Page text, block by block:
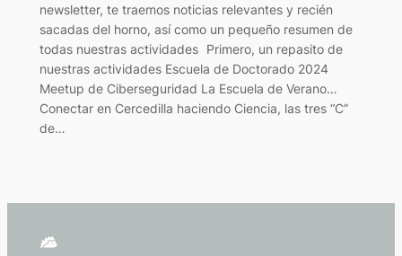
newsletter, te traemos noticias relevantes y recién
sacadas del horno, así como un pequeño resumen de
todas nuestras actividades Primero, un repasito de
nuestras actividades Escuela de Doctorado 2024
Meetup de Ciberseguridad La Escuela de Verano…
Conectar en Cercedilla haciendo Ciencia, las tres “C”
de…